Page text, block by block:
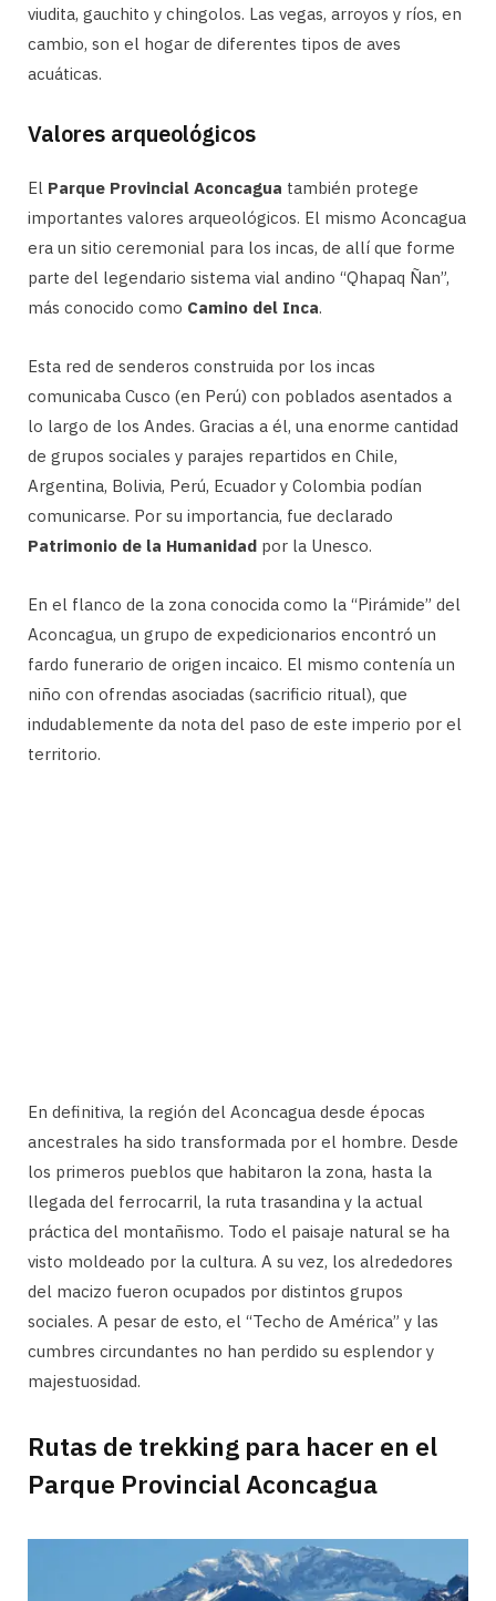
viudita, gauchito y chingolos. Las vegas, arroyos y ríos, en
cambio, son el hogar de diferentes tipos de aves
acuáticas.
Valores arqueológicos
El Parque Provincial Aconcagua también protege
importantes valores arqueológicos. El mismo Aconcagua
era un sitio ceremonial para los incas, de allí que forme
parte del legendario sistema vial andino “Qhapaq Ñan”,
más conocido como Camino del Inca.
Esta red de senderos construida por los incas
comunicaba Cusco (en Perú) con poblados asentados a
lo largo de los Andes. Gracias a él, una enorme cantidad
de grupos sociales y parajes repartidos en Chile,
Argentina, Bolivia, Perú, Ecuador y Colombia podían
comunicarse. Por su importancia, fue declarado
Patrimonio de la Humanidad por la Unesco.
En el flanco de la zona conocida como la “Pirámide” del
Aconcagua, un grupo de expedicionarios encontró un
fardo funerario de origen incaico. El mismo contenía un
niño con ofrendas asociadas (sacrificio ritual), que
indudablemente da nota del paso de este imperio por el
territorio.
En definitiva, la región del Aconcagua desde épocas
ancestrales ha sido transformada por el hombre. Desde
los primeros pueblos que habitaron la zona, hasta la
llegada del ferrocarril, la ruta trasandina y la actual
práctica del montañismo. Todo el paisaje natural se ha
visto moldeado por la cultura. A su vez, los alrededores
del macizo fueron ocupados por distintos grupos
sociales. A pesar de esto, el “Techo de América” y las
cumbres circundantes no han perdido su esplendor y
majestuosidad.
Rutas de trekking para hacer en el
Parque Provincial Aconcagua